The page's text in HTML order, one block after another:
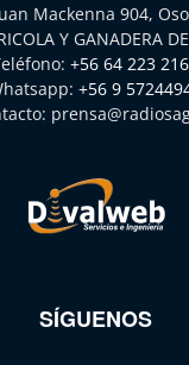
Mackenna 904,
Y GANADERA
+56 64 223
+56 9
SÍGUENOS